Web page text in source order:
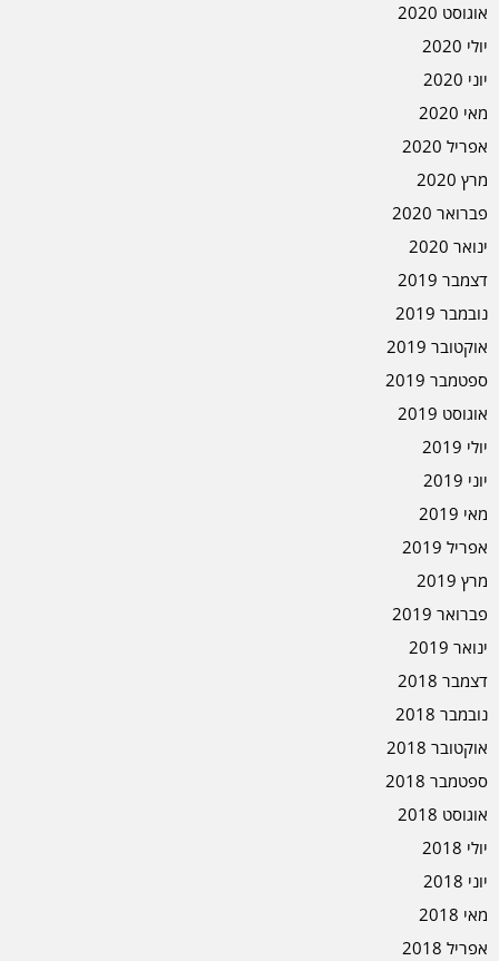
אוגוסט 2020
יולי 2020
יוני 2020
מאי 2020
אפריל 2020
מרץ 2020
פברואר 2020
ינואר 2020
דצמבר 2019
נובמבר 2019
אוקטובר 2019
ספטמבר 2019
אוגוסט 2019
יולי 2019
יוני 2019
מאי 2019
אפריל 2019
מרץ 2019
פברואר 2019
ינואר 2019
דצמבר 2018
נובמבר 2018
אוקטובר 2018
ספטמבר 2018
אוגוסט 2018
יולי 2018
יוני 2018
מאי 2018
אפריל 2018